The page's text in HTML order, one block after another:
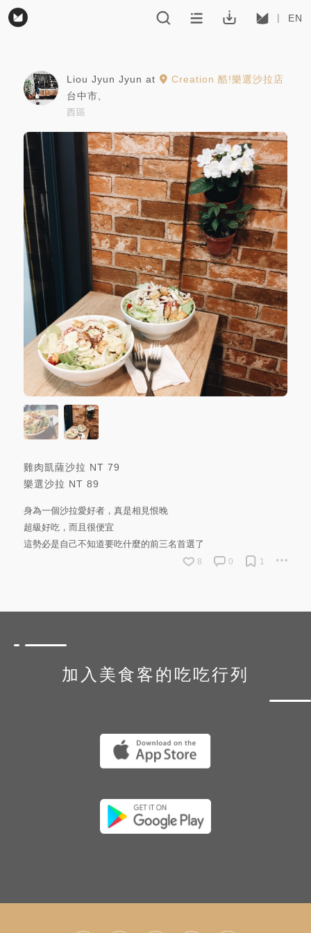
EN
Liou Jyun Jyun at
Creation 酷!樂選沙拉店
台中市
西區
雞肉凱薩沙拉 NT 79
樂選沙拉 NT 89
身為一個沙拉愛好者，真是相見恨晚
超級好吃，而且很便宜
這勢必是自己不知道要吃什麼的前三名首選了
8 0 1
加入美食客的吃吃行列